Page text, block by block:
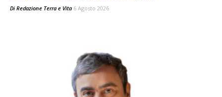
Di Redazione Terra e Vita 6 Agosto 2026